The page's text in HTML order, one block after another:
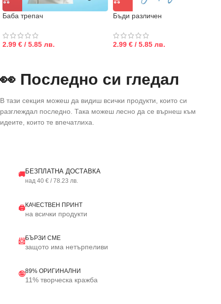
Баба трепач
2.99 € / 5.85 лв.
Бъди различен
2.99 € / 5.85 лв.
👀 Последно си гледал
В тази секция можеш да видиш всички продукти, които си
разглеждал последно. Така можеш лесно да се върнеш към
идеите, които те впечатлиха.
🚚БЕЗПЛАТНА ДОСТАВКА
над 40 € / 78.23 лв.
🖨️КАЧЕСТВЕН ПРИНТ
на всички продукти
📨БЪРЗИ СМЕ
защото има нетърпеливи
🤪89% ОРИГИНАЛНИ
11% творческа кражба